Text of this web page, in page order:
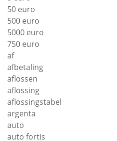
50 euro
500 euro
5000 euro
750 euro
af
afbetaling
aflossen
aflossing
aflossingstabel
argenta
auto
auto fortis